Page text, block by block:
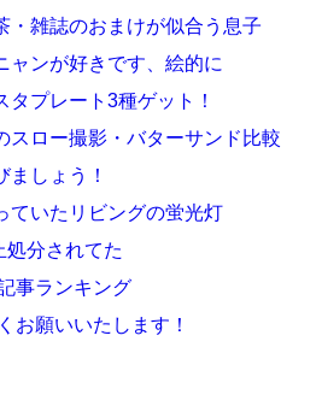
・雑誌のおまけが似合う息子
ャンが好きです、絵的に
タプレート3種ゲット！
スロー撮影・バターサンド比較
ましょう！
ていたリビングの蛍光灯
処分されてた
事ランキング
お願いいたします！